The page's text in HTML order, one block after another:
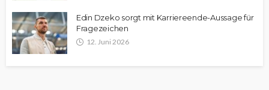
Edin Dzeko sorgt mit Karriereende-Aussage für
Fragezeichen
12. Juni 2026